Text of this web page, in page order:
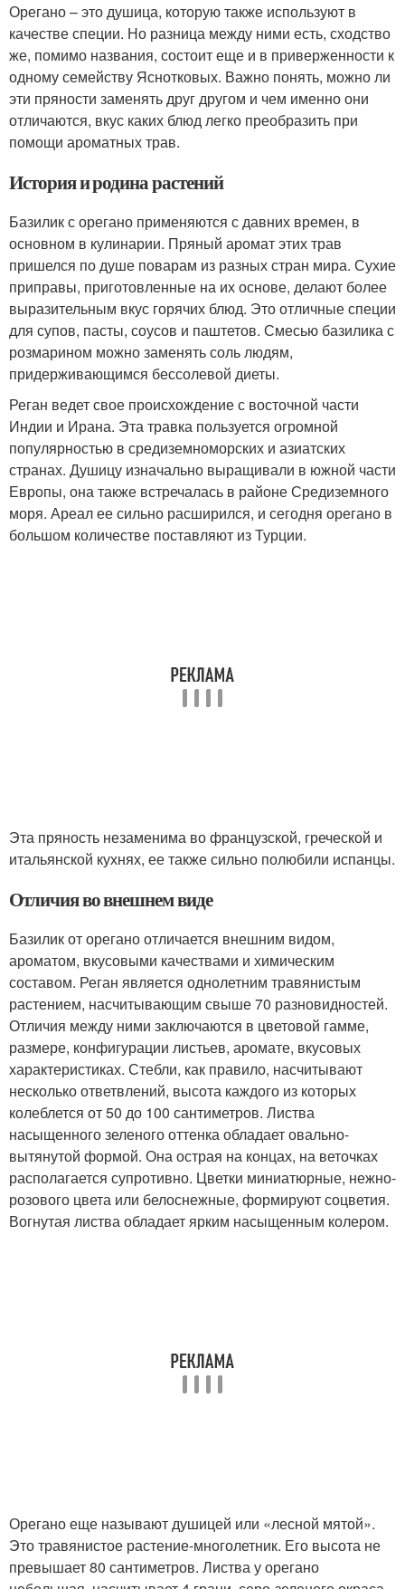
Орегано – это душица, которую также используют в
качестве специи. Но разница между ними есть, сходство
же, помимо названия, состоит еще и в приверженности к
одному семейству Яснотковых. Важно понять, можно ли
эти пряности заменять друг другом и чем именно они
отличаются, вкус каких блюд легко преобразить при
помощи ароматных трав.
История и родина растений
Базилик с орегано применяются с давних времен, в
основном в кулинарии. Пряный аромат этих трав
пришелся по душе поварам из разных стран мира. Сухие
приправы, приготовленные на их основе, делают более
выразительным вкус горячих блюд. Это отличные специи
для супов, пасты, соусов и паштетов. Смесью базилика с
розмарином можно заменять соль людям,
придерживающимся бессолевой диеты.
Реган ведет свое происхождение с восточной части
Индии и Ирана. Эта травка пользуется огромной
популярностью в средиземноморских и азиатских
странах. Душицу изначально выращивали в южной части
Европы, она также встречалась в районе Средиземного
моря. Ареал ее сильно расширился, и сегодня орегано в
большом количестве поставляют из Турции.
Эта пряность незаменима во французской, греческой и
итальянской кухнях, ее также сильно полюбили испанцы.
Отличия во внешнем виде
Базилик от орегано отличается внешним видом,
ароматом, вкусовыми качествами и химическим
составом. Реган является однолетним травянистым
растением, насчитывающим свыше 70 разновидностей.
Отличия между ними заключаются в цветовой гамме,
размере, конфигурации листьев, аромате, вкусовых
характеристиках. Стебли, как правило, насчитывают
несколько ответвлений, высота каждого из которых
колеблется от 50 до 100 сантиметров. Листва
насыщенного зеленого оттенка обладает овально-
вытянутой формой. Она острая на концах, на веточках
располагается супротивно. Цветки миниатюрные, нежно-
розового цвета или белоснежные, формируют соцветия.
Вогнутая листва обладает ярким насыщенным колером.
Орегано еще называют душицей или «лесной мятой».
Это травянистое растение-многолетник. Его высота не
превышает 80 сантиметров. Листва у орегано